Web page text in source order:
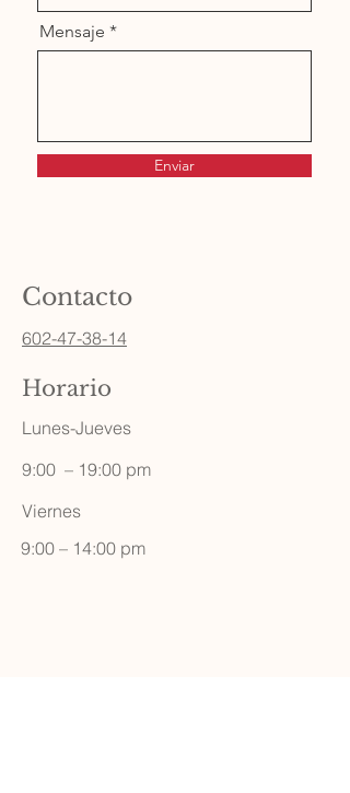
Mensaje
Enviar
Contacto
602-47-38-14
Horario
Lunes-Jueves
9:00 – 19:00 pm
Viernes
9:00 – 14:00 pm